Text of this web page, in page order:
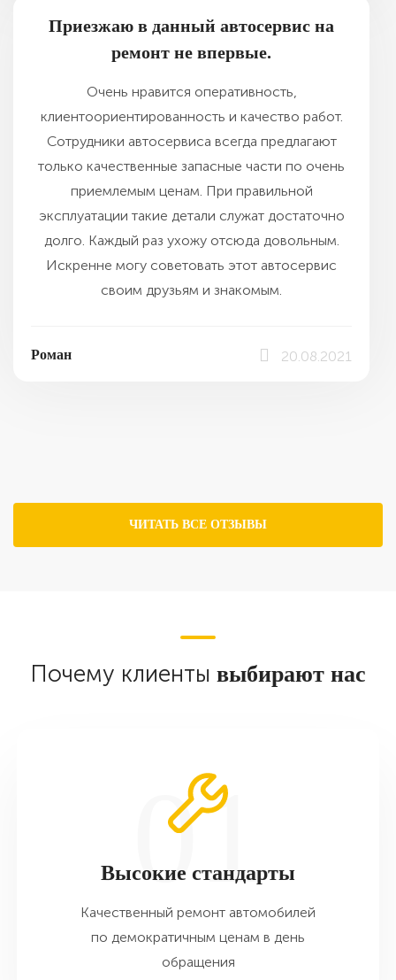
Приезжаю в данный автосервис на
ремонт не впервые.
Очень нравится оперативность,
клиентоориентированность и качество работ.
Сотрудники автосервиса всегда предлагают
только качественные запасные части по очень
приемлемым ценам. При правильной
эксплуатации такие детали служат достаточно
долго. Каждый раз ухожу отсюда довольным.
Искренне могу советовать этот автосервис
своим друзьям и знакомым.
Роман 20.08.2021
ЧИТАТЬ ВСЕ ОТЗЫВЫ
Почему клиенты выбирают нас
Высокие стандарты
Качественный ремонт автомобилей
по демократичным ценам в день
обращения